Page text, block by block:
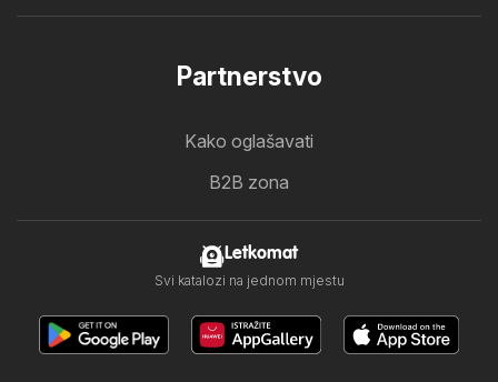
Partnerstvo
Kako oglašavati
B2B zona
Letkomat
Svi katalozi na jednom mjestu